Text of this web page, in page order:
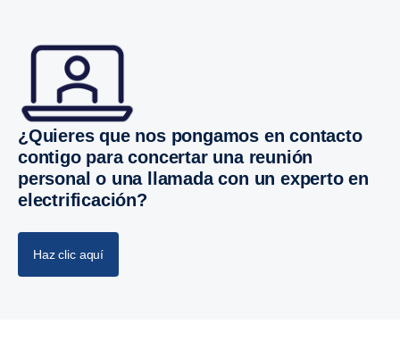
¿Quieres que nos pongamos en contacto
contigo para concertar una reunión
personal o una llamada con un experto en
electri­fi­ca­ción?
Haz clic aquí